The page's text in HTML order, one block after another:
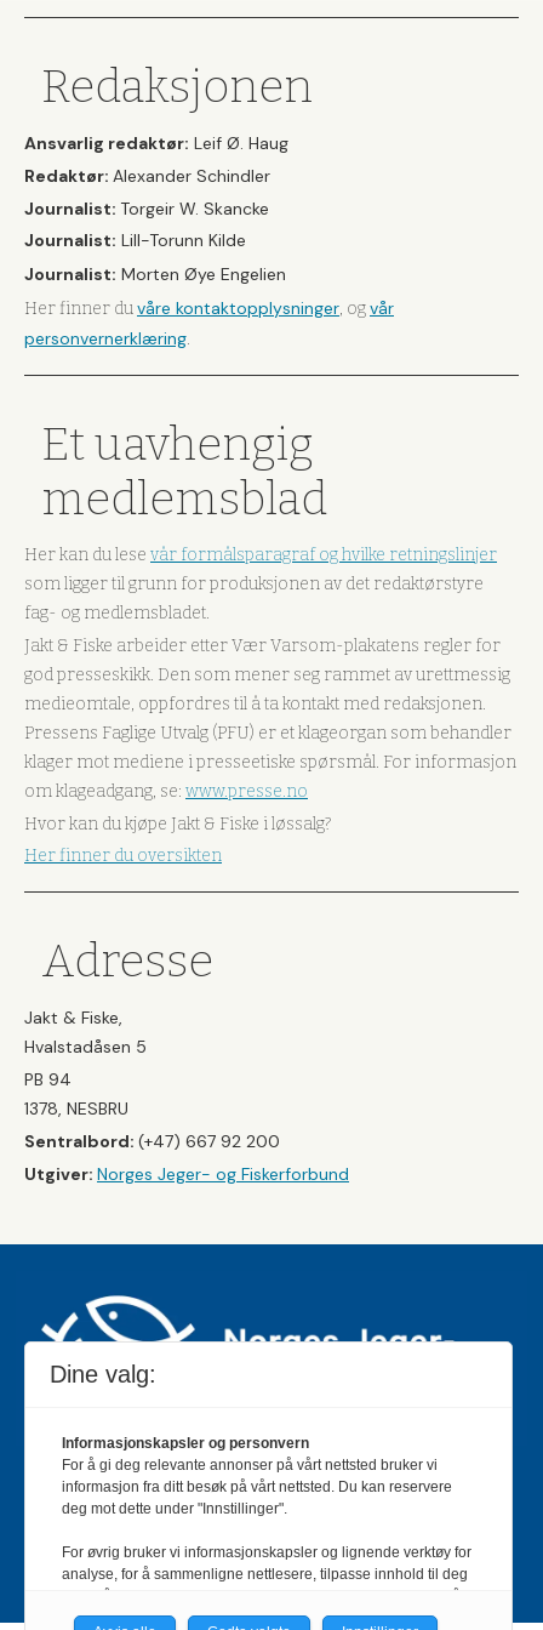
Redaksjonen
Ansvarlig redaktør: Leif Ø. Haug
Redaktør: Alexander Schindler
Journalist: Torgeir W. Skancke
Journalist: Lill-Torunn Kilde
Journalist: Morten Øye Engelien
Her finner duvåre kontaktopplysninger, ogvår
personvernerklæring.
Et uavhengig
medlemsblad
Her kan du lese vår formålsparagraf og hvilke retningslinjer
som ligger til grunn for produksjonen av det redaktørstyre
fag- og medlemsbladet.
Jakt & Fiske arbeider etter Vær Varsom-plakatens regler for
god presseskikk. Den som mener seg rammet av urettmessig
medieomtale, oppfordres til å ta kontakt med redaksjonen.
Pressens Faglige Utvalg (PFU) er et klageorgan som behandler
klager mot mediene i presseetiske spørsmål. For informasjon
om klageadgang, se: www.presse.no
Hvor kan du kjøpe Jakt & Fiske i løssalg?
Her finner du oversikten
Adresse
Jakt & Fiske,
Hvalstadåsen 5
PB 94
1378, NESBRU
Sentralbord: (+47) 667 92 200
Utgiver: Norges Jeger- og Fiskerforbund
Jakt & Fiske er landets største og eldste magasin for
jakt- og fiskeinteresserte med 195 000 månedlige
Bladet er en månedlig publikasjon og utgis av Norges
Jeger- og Fiskerforbund.
Meld deg inn her
Dine valg:
Informasjonskapsler og personvern
For å gi deg relevante annonser på vårt nettsted bruker vi
informasjon fra ditt besøk på vårt nettsted. Du kan reservere
deg mot dette under "Innstillinger".
For øvrig bruker vi informasjonskapsler og lignende verktøy for
analyse, for å sammenligne nettlesere, tilpasse innhold til deg
personvernerklæring.